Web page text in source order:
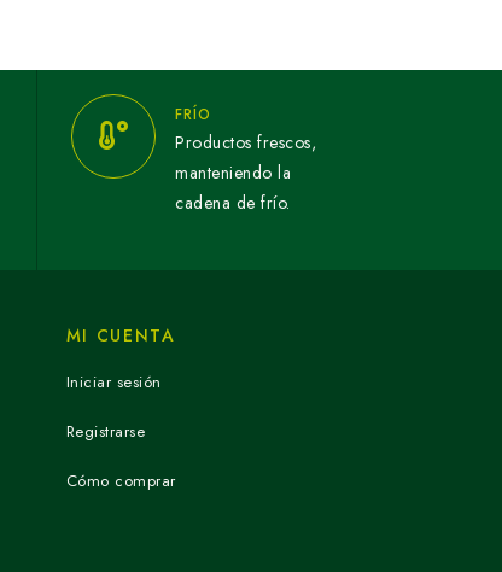
FRÍO
Productos frescos,
manteniendo la
cadena de frío.
MI CUENTA
Iniciar sesión
Registrarse
Cómo comprar